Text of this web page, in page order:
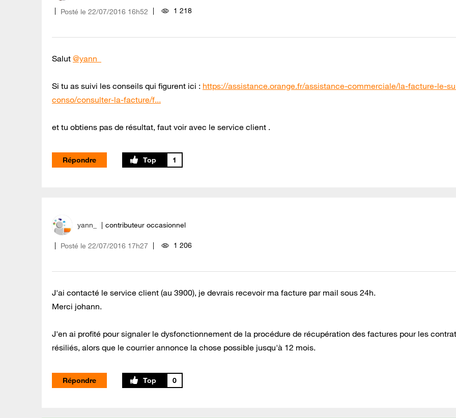
Posté le ‎22/07/2016 16h52 1 218
Salut @yann_
Si tu as suivi les conseils qui figurent ici : https://assistance.orange.fr/assistance-commerciale/la-facture-le-
conso/consulter-la-facture/f...
et tu obtiens pas de résultat, faut voir avec le service client .
Répondre 1
yann_ contributeur occasionnel
Posté le ‎22/07/2016 17h27 1 206
J'ai contacté le service client (au 3900), je devrais recevoir ma facture par mail sous 24h.
Merci johann.
J'en ai profité pour signaler le dysfonctionnement de la procédure de récupération des factures pour les
résiliés, alors que le courrier annonce la chose possible jusqu'à 12 mois.
Répondre 0